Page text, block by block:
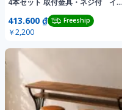
4本セット 取付金具・ネジ付 イー
413.600 ₫ Freeship
￥2,200